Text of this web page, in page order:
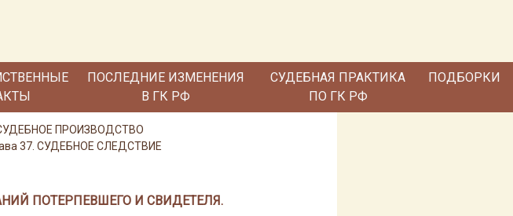
ПОСЛЕДНИЕ ИЗМЕНЕНИЯ
В ГК РФ
СУДЕБНАЯ ПРАКТИКА
ПО ГК РФ
ПОДБОРКИ
ПРОИЗВОДСТВО
37. СУДЕБНОЕ СЛЕДСТВИЕ
ПОТЕРПЕВШЕГО И СВИДЕТЕЛЯ.